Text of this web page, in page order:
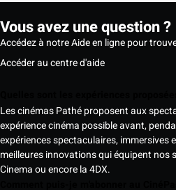
Vous avez une question ?
Accédez à notre Aide en ligne pour
Accéder au centre d'aide
Les cinémas Pathé proposent aux
expérience cinéma possible avant,
expériences spectaculaires, immersives
meilleures innovations qui équipent nos
Cinema ou encore la 4DX.